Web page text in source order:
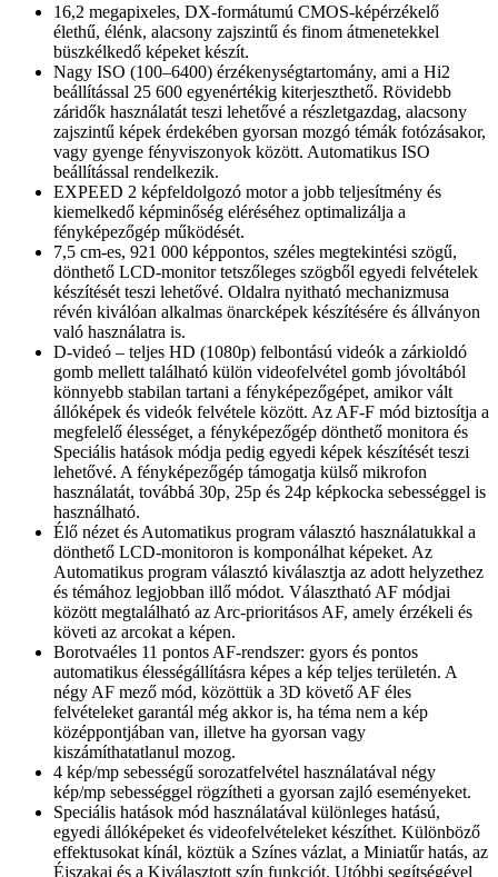
16,2 megapixeles, DX-formátumú CMOS-képérzékelő
élethű, élénk, alacsony zajszintű és finom átmenetekkel
büszkélkedő képeket készít.
Nagy ISO (100–6400) érzékenységtartomány, ami a Hi2
beállítással 25 600 egyenértékig kiterjeszthető. Rövidebb
záridők használatát teszi lehetővé a részletgazdag, alacsony
zajszintű képek érdekében gyorsan mozgó témák fotózásakor,
vagy gyenge fényviszonyok között. Automatikus ISO
beállítással rendelkezik.
EXPEED 2 képfeldolgozó motor a jobb teljesítmény és
kiemelkedő képminőség eléréséhez optimalizálja a
fényképezőgép működését.
7,5 cm-es, 921 000 képpontos, széles megtekintési szögű,
dönthető LCD-monitor tetszőleges szögből egyedi felvételek
készítését teszi lehetővé. Oldalra nyitható mechanizmusa
révén kiválóan alkalmas önarcképek készítésére és állványon
való használatra is.
D-videó – teljes HD (1080p) felbontású videók a zárkioldó
gomb mellett található külön videofelvétel gomb jóvoltából
könnyebb stabilan tartani a fényképezőgépet, amikor vált
állóképek és videók felvétele között. Az AF-F mód biztosítja a
megfelelő élességet, a fényképezőgép dönthető monitora és
Speciális hatások módja pedig egyedi képek készítését teszi
lehetővé. A fényképezőgép támogatja külső mikrofon
használatát, továbbá 30p, 25p és 24p képkocka sebességgel is
használható.
Élő nézet és Automatikus program választó használatukkal a
dönthető LCD-monitoron is komponálhat képeket. Az
Automatikus program választó kiválasztja az adott helyzethez
és témához legjobban illő módot. Választható AF módjai
között megtalálható az Arc-prioritásos AF, amely érzékeli és
követi az arcokat a képen.
Borotvaéles 11 pontos AF-rendszer: gyors és pontos
automatikus élességállításra képes a kép teljes területén. A
négy AF mező mód, közöttük a 3D követő AF éles
felvételeket garantál még akkor is, ha téma nem a kép
középpontjában van, illetve ha gyorsan vagy
kiszámíthatatlanul mozog.
4 kép/mp sebességű sorozatfelvétel használatával négy
kép/mp sebességgel rögzítheti a gyorsan zajló eseményeket.
Speciális hatások mód használatával különleges hatású,
egyedi állóképeket és videofelvételeket készíthet. Különböző
effektusokat kínál, köztük a Színes vázlat, a Miniatűr hatás, az
Éjszakai és a Kiválasztott szín funkciót. Utóbbi segítségével